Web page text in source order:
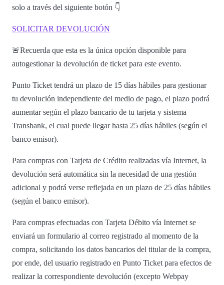
solo a través del siguiente botón 👇
SOLICITAR DEVOLUCIÓN
🚨Recuerda que esta es la única opción disponible para
autogestionar la devolución de ticket para este evento.
Punto Ticket tendrá un plazo de 15 días hábiles para gestionar
tu devolución independiente del medio de pago, el plazo podrá
aumentar según el plazo bancario de tu tarjeta y sistema
Transbank, el cual puede llegar hasta 25 días hábiles (según el
banco emisor).
Para compras con Tarjeta de Crédito realizadas vía Internet, la
devolución será automática sin la necesidad de una gestión
adicional y podrá verse reflejada en un plazo de 25 días hábiles
(según el banco emisor).
Para compras efectuadas con Tarjeta Débito vía Internet se
enviará un formulario al correo registrado al momento de la
compra, solicitando los datos bancarios del titular de la compra,
por ende, del usuario registrado en Punto Ticket para efectos de
realizar la correspondiente devolución (excepto Webpay